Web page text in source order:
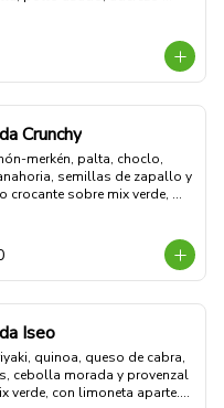
- 4g Fibra - 578 Kcal
Crunchy
merkén, palta, choclo,
semillas de zapallo y
crocante sobre mix verde,
- 26g Carbohidratos -
- 8g Fibra - 539 Kcal
Iseo
quinoa, queso de cabra,
cebolla morada y provenzal
verde, con limoneta aparte.